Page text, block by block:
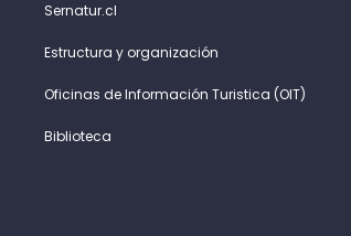
Sernatur.cl
Estructura y organización
Oficinas de Información Turistica (OIT)
Biblioteca